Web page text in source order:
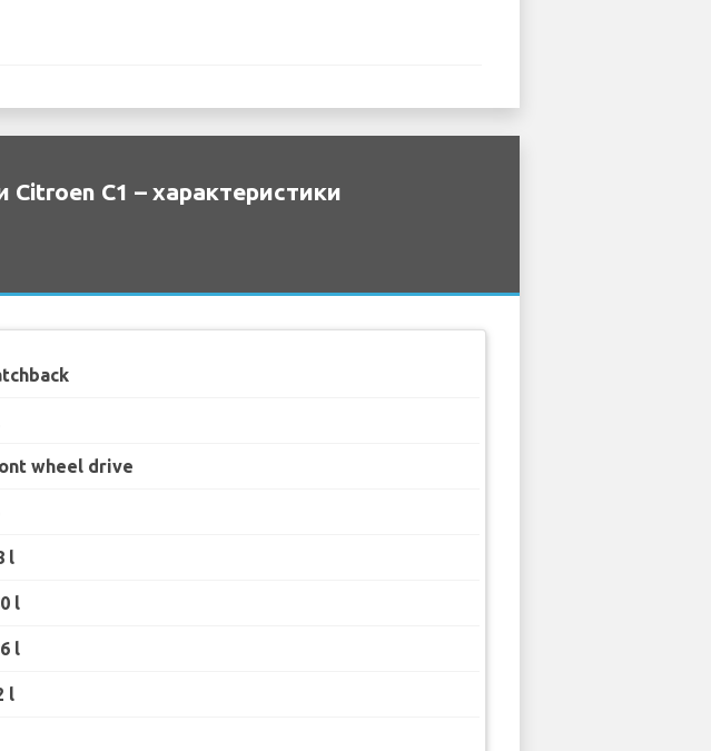
C1 – характеристики
wheel drive
l
l
l
l